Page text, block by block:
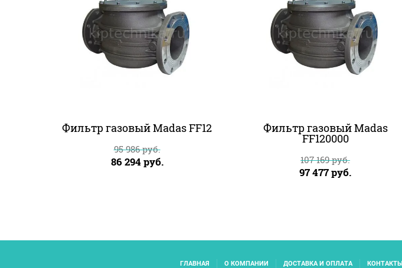
Фильтр газовый Madas FF12
95 986руб.
86 294руб.
Фильтр газовый Madas
FF120000
107 169руб.
97 477руб.
ГЛАВНАЯ О КОМПАНИИ ДОСТАВКА И ОПЛАТА КОНТАКТЫ